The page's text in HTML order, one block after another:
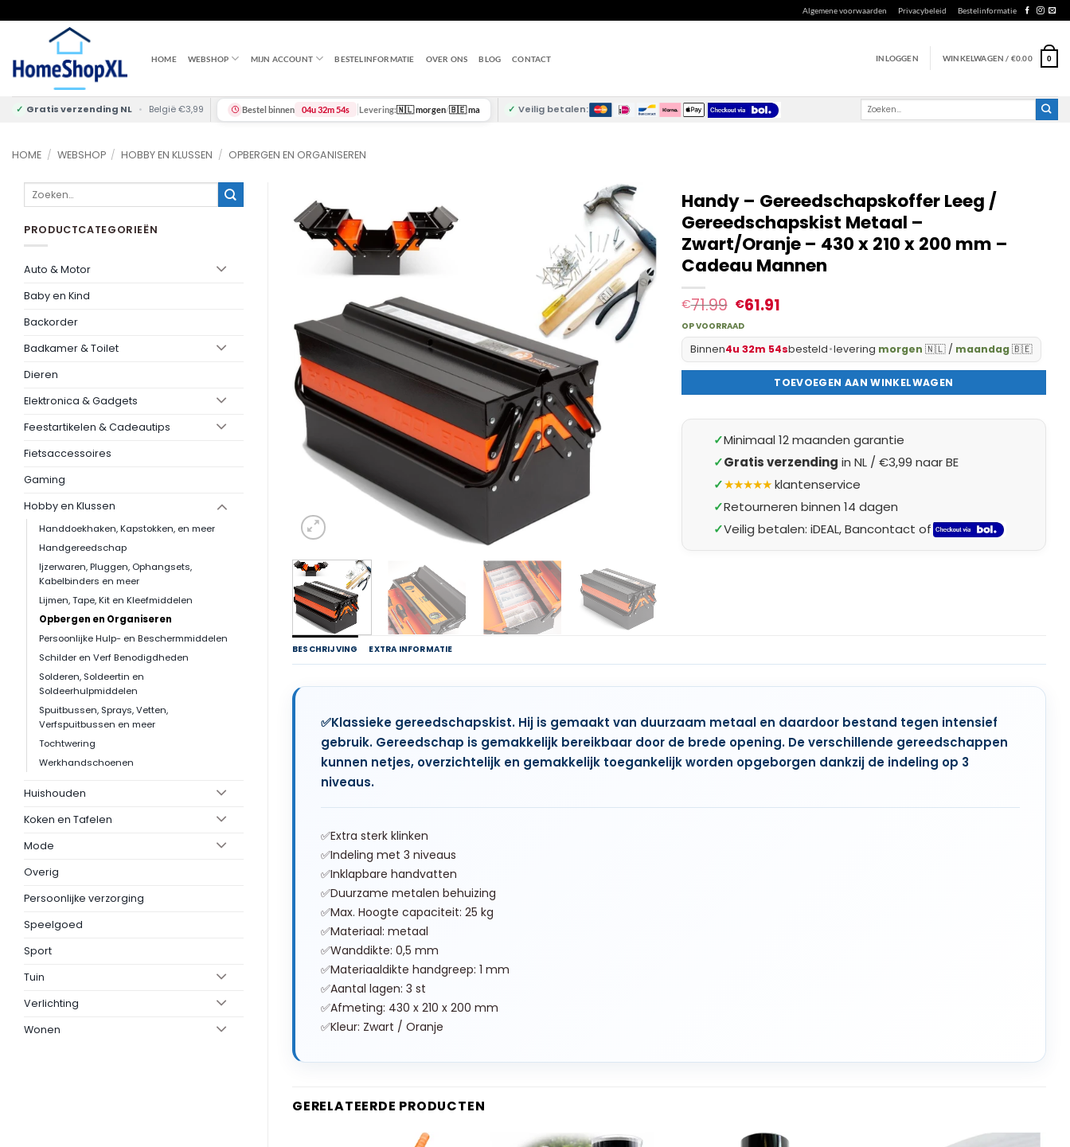
to
Algemene voorwaarden Privacybeleid Bestelinformatie
HOME WEBSHOP MIJN ACCOUNT BESTELINFORMATIE OVER ONS BLOG CONTACT INLOGGEN WINKELWAGEN / €0.00 0
✓ Gratis verzending NL • België €3,99 Bestel binnen 04u 32m 54s Levering:🇳🇱 morgen/🇧🇪 ma ✓ Veilig betalen:
Zoeken
HOME / WEBSHOP / HOBBY EN KLUSSEN / OPBERGEN EN ORGANISEREN
Zoeken
PRODUCTCATEGORIEËN
Auto & Motor
Baby en Kind
Backorder
Badkamer & Toilet
Dieren
Elektronica & Gadgets
Feestartikelen & Cadeautips
Fietsaccessoires
Gaming
Hobby en Klussen
Handdoekhaken, Kapstokken, en meer
Handgereedschap
Ijzerwaren, Pluggen, Ophangsets,
Kabelbinders en meer
Lijmen, Tape, Kit en Kleefmiddelen
Opbergen en Organiseren
Persoonlijke Hulp- en Beschermmiddelen
Schilder en Verf Benodigdheden
Solderen, Soldeertin en
Soldeerhulpmiddelen
Spuitbussen, Sprays, Vetten,
Verfspuitbussen en meer
Tochtwering
Werkhandschoenen
Huishouden
Koken en Tafelen
Mode
Overig
Persoonlijke verzorging
Speelgoed
Sport
Tuin
Verlichting
Wonen
Handy – Gereedschapskoffer Leeg /
Gereedschapskist Metaal –
Zwart/Oranje – 430 x 210 x 200 mm –
Cadeau Mannen
€71.99 €61.91
OP VOORRAAD
Binnen4u 32m 53sbesteld •levering morgen🇳🇱 / maandag🇧🇪
TOEVOEGEN AAN WINKELWAGEN
✓Minimaal 12 maanden garantie
✓Gratis verzending in NL / €3,99 naar BE
✓★★★★★klantenservice
✓Retourneren binnen 14 dagen
✓Veilig betalen: iDEAL, Bancontact of
BESCHRIJVING EXTRA INFORMATIE
✅Klassieke gereedschapskist. Hij is gemaakt van duurzaam metaal en daardoor bestand tegen intensief
gebruik. Gereedschap is gemakkelijk bereikbaar door de brede opening. De verschillende gereedschappen
kunnen netjes, overzichtelijk en gemakkelijk toegankelijk worden opgeborgen dankzij de indeling op 3
niveaus.
✅Extra sterk klinken
✅Indeling met 3 niveaus
✅Inklapbare handvatten
✅Duurzame metalen behuizing
✅Max. Hoogte capaciteit: 25 kg
✅Materiaal: metaal
✅Wanddikte: 0,5 mm
✅Materiaaldikte handgreep: 1 mm
✅Aantal lagen: 3 st
✅Afmeting: 430 x 210 x 200 mm
✅Kleur: Zwart / Oranje
GERELATEERDE PRODUCTEN